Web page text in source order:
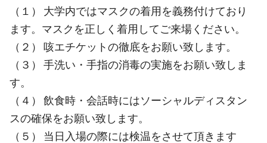
（１） 大学内ではマスクの着用を義務付けており
ます。マスクを正しく着用してご来場ください。
（２） 咳エチケットの徹底をお願い致します。
（３） 手洗い・手指の消毒の実施をお願い致しま
す。
（４） 飲食時・会話時にはソーシャルディスタン
スの確保をお願い致します。
（５） 当日入場の際には検温をさせて頂きます